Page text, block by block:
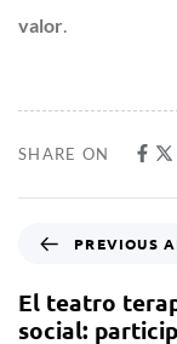
valor.
SHARE ON
PREVIOUS
El teatro
social: